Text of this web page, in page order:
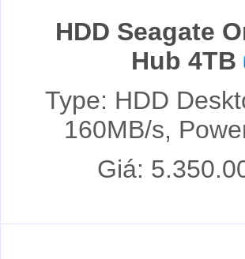
HDD Seagate
Hub 4TB
Type: HDD
160MB/s,
Giá: